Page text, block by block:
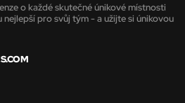
o každé skutečné únikové místnosti
pro svůj tým - a užijte si únikovou